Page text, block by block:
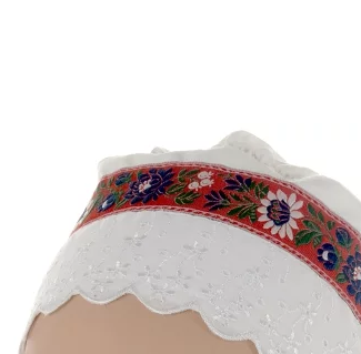
čepce boli zvyčajne biele, s
čepce boli jednoduchšieho
Zemplínske čepce boli známe svojou
čepce boli často zdobené
čepce boli jednoduchšieho tvaru, s